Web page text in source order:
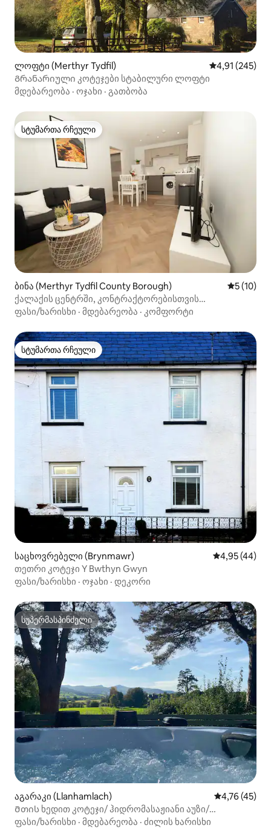
ლოფტი (Merthyr Tydfil) საშუალო
4,91 (245)
Გრანარიული კოტეჯები სტაბილური ლოფტი
მდებარეობა · ოჯახი · გათბობა
სტუმართა რჩეული
სტუმართა რჩეული
ბინა (Merthyr Tydfil County Borough) საშუალო
5 (10)
ქალაქის ცენტრში, კონტრაქტორებისთვის
მოსახერხებელი|მატარებლის და ავტობუსის
ფასი/ხარისხი · მდებარეობა · კომფორტი
სტუმართა რჩეული
სტუმართა რჩეული
საცხოვრებელი (Brynmawr) საშუალო
4,95 (44)
თეთრი კოტეჯი Y Bwthyn Gwyn
ფასი/ხარისხი · ოჯახი · დეკორი
სუპერმასპინძელი
სუპერმასპინძელი
აგარაკი (Llanhamlach) საშუალო
4,76 (45)
Მთის ხედით კოტეჯი/ ჰიდრომასაჟიანი აუზი/
განსაცვიფრებელი ხედები
ფასი/ხარისხი · მდებარეობა · ძილის ხარისხი